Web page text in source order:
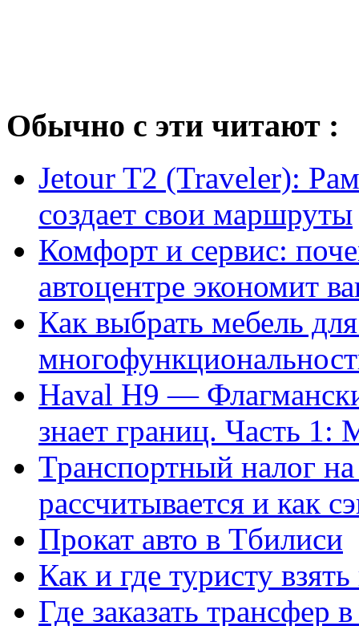
Обычно с эти читают :
Jetour T2 (Traveler):
создает свои маршруты
Комфорт и сервис:
автоцентре экономит
Как выбрать мебель
Haval H9 —
знает границ. Часть
Транспортный налог
рассчитывается и как
Прокат авто в Тбилиси
Как и где туристу
Где заказать трансфер